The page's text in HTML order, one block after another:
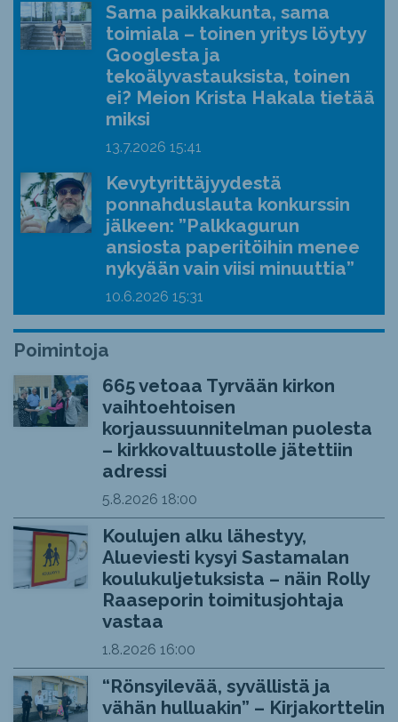
Sama paikkakunta, sama
toimiala – toinen yritys löytyy
Googlesta ja
tekoälyvastauksista, toinen
ei? Meion Krista Hakala tietää
miksi
13.7.2026 15:41
Kevytyrittäjyydestä
ponnahduslauta konkurssin
jälkeen: ”Palkkagurun
ansiosta paperitöihin menee
nykyään vain viisi minuuttia”
10.6.2026 15:31
Poimintoja
665 vetoaa Tyrvään kirkon
vaihtoehtoisen
korjaussuunnitelman puolesta
– kirkkovaltuustolle jätettiin
adressi
5.8.2026 18:00
Koulujen alku lähestyy,
Alueviesti kysyi Sastamalan
koulukuljetuksista – näin Rolly
Raaseporin toimitusjohtaja
vastaa
1.8.2026 16:00
“Rönsyilevää, syvällistä ja
vähän hulluakin” – Kirjakorttelin